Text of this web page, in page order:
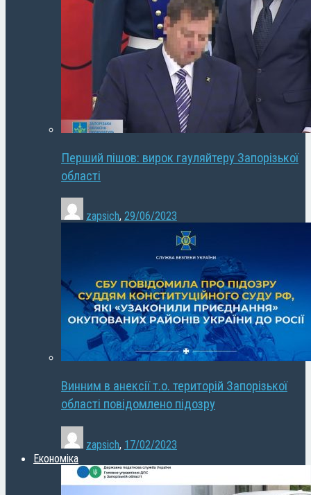
Перший пішов: вирок гауляйтеру Запорізької
області
zapsich, 29/06/2023
Винним в анексії т.о. територій Запорізької
області повідомлено підозру
zapsich, 17/02/2023
Економіка